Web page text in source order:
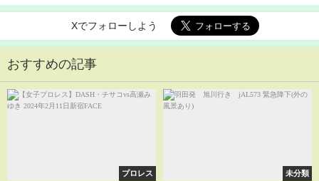
Xでフォローしよう
おすすめの記事
プロレス 未分類